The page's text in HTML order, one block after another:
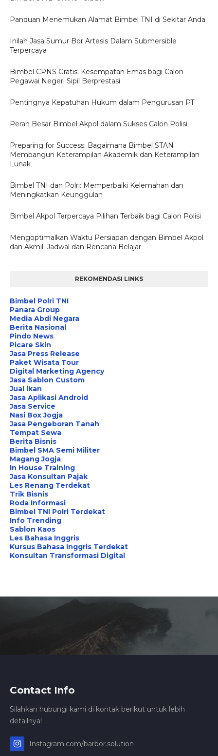
Panduan Menemukan Alamat Bimbel TNI di Sekitar Anda
Inilah Jasa Sumur Bor Artesis Dalam Submersible
Terpercaya
Bimbel CPNS Gratis: Kesempatan Emas bagi Calon
Pegawai Negeri Sipil Berprestasi
Pentingnya Kepatuhan Hukum dalam Pengurusan PT
Peran Besar Bimbel Akpol dalam Sukses Calon Polisi
Preparing for Success: Bagaimana Bimbel STAN
Membangun Keterampilan Akademik dan Keterampilan
Lunak
Bimbel TNI dan Polri: Memperbaiki Kelemahan dan
Meningkatkan Keunggulan
Bimbel Akpol Terpercaya Pilihan Terbaik bagi Calon Polisi
Mengoptimalkan Waktu Persiapan dengan Bimbel Akpol
dan Akmil: Jadwal dan Rencana Belajar
REKOMENDASI LINKS
Bimbel Polri TNI
Panara Group
Media Abdi Negara
Berita Nasional
Pindo News
Picare Skin
Jasa Press Release
Paket Wisata Tour
Digital Marketing Agency
Jasa Sablon Custom
Jual ikan
Jasa Aplikasi Android
Jasa Service
Nasi Box Jogja
Jasa Pengeboran Tanah
Tempat Sewa
Berita Bisnis
Bimbel SMA Semi Militer
Magang Jogja
In House Training
Jasa Konsultan Pajak
Les Renang Terdekat
Trik Bisnis
Roda Informasi
Bimbel TNI Polri Terdekat
Info Trending
Sablon Kaos
Les Bahasa Inggris
Kursus Bahasa Inggris Terdekat
Konsultan Transformasi Digital
Contact Info
Silahkan hubungi kami di kontak berikut untuk lebih
detailnya!
Instagram.com/barbor.solution